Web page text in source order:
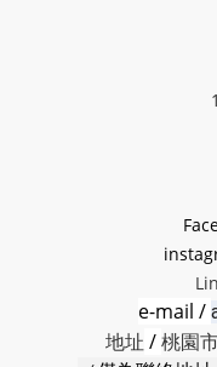
e-mail /
地址 /桃園